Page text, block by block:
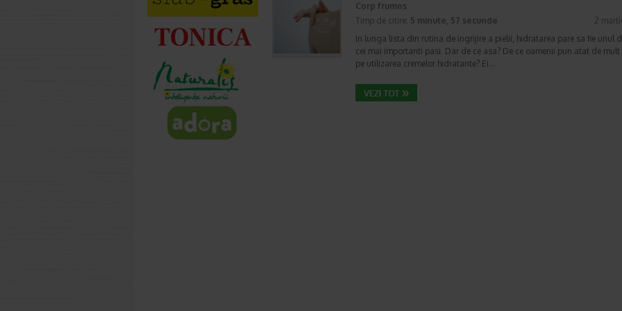
Corp frumos
Timp de citire: 5 minute, 57 secunde
2
In lunga lista din rutina de ingrijire a pielii, hidratarea pare sa fie unul
cei mai importanti pasi. Dar de ce asa? De ce oamenii pun atat de mult
pe utilizarea cremelor hidratante? Ei…